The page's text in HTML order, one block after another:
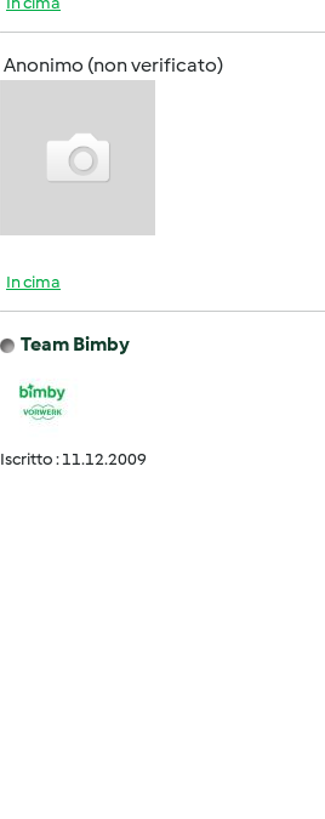
Anonimo (non verificato)
In cima
Team Bimby
Iscritto : 11.12.2009